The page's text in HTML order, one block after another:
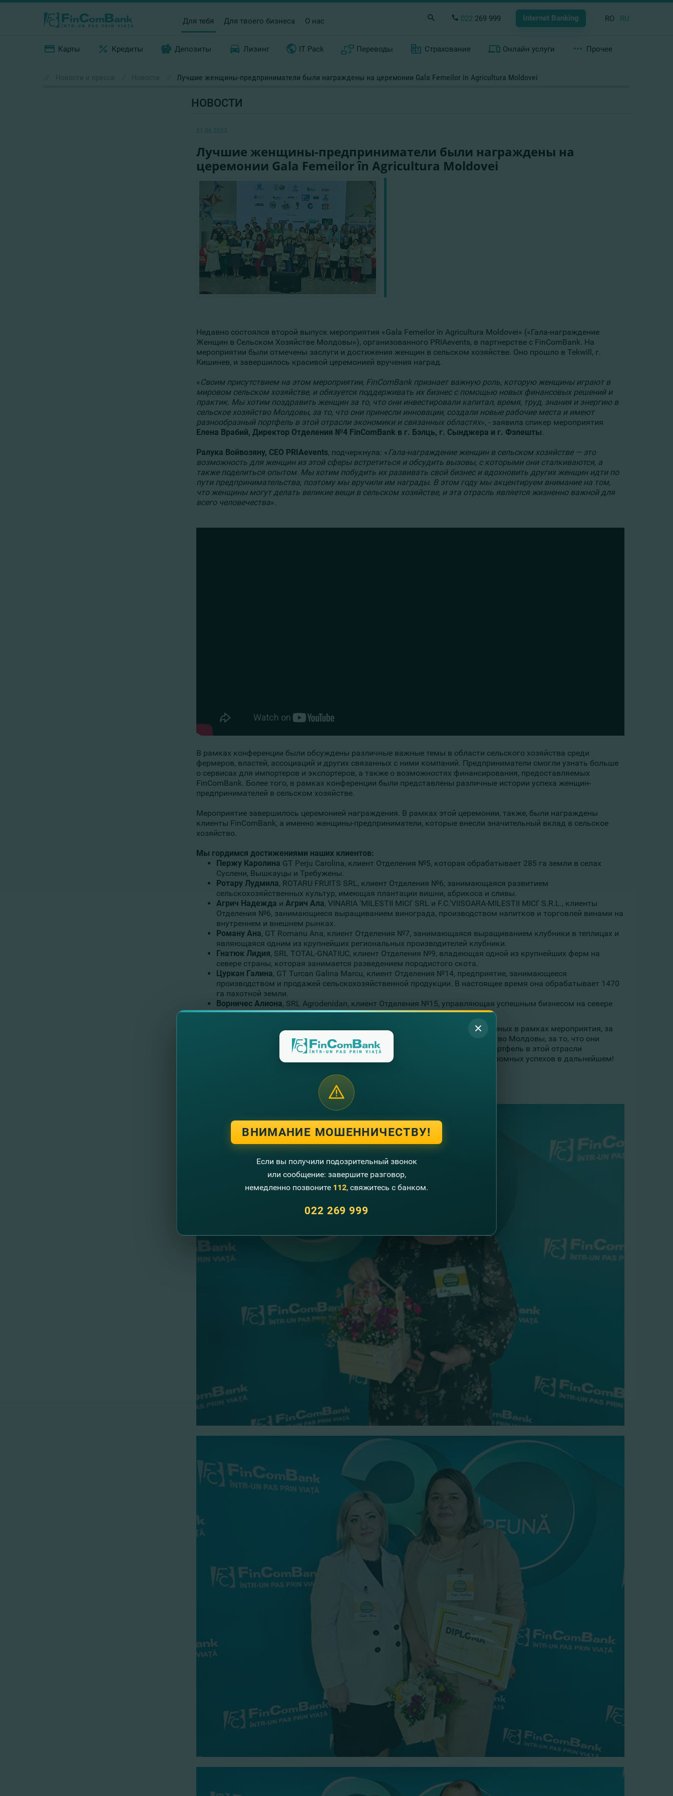
Для тебя Для твоего бизнеса О нас 022 269 999 Internet Banking RO RU
Карты Кредиты Депозиты Лизинг IT Pack Переводы Страхование Онлайн услуги Прочее
Лучшие женщины-предприниматели были награждены на церемонии Gala Femeilor în Agricultura Moldovei
НОВОСТИ
21.06.2023
Лучшие женщины-предприниматели были награждены на
церемонии Gala Femeilor în Agricultura Moldovei
Недавно состоялся второй выпуск мероприятия «Gala Femeilor în Agricultura Moldovei» («Гала-награждение
Женщин в Сельском Хозяйстве Молдовы»), организованного PRIAevents, в партнерстве с FinComBank. На
мероприятии были отмечены заслуги и достижения женщин в сельском хозяйстве. Оно прошло в Tekwill, г.
Кишинев, и завершилось красивой церемонией вручения наград.
« Своим присутствием на этом мероприятии, FinComBank признает важную роль, которую женщины играют в
мировом сельском хозяйстве, и обязуется поддерживать их бизнес с помощью новых финансовых решений и
практик. Мы хотим поздравить женщин за то, что они инвестировали капитал, время, труд, знания и энергию в
сельское хозяйство Молдовы, за то, что они принесли инновации, создали новые рабочие места и имеют
разнообразный портфель в этой отрасли экономики и связанных областях», - заявила спикер мероприятия
Елена Врабий, Директор Отделения №4 FinComBank в г. Бэлць, г. Сынджера и г. Фэлешты.
Ралука Войвозяну, CEO PRIAevents, подчеркнула: « Гала-награждение женщин в сельском хозяйстве — это
возможность для женщин из этой сферы встретиться и обсудить вызовы, с которыми они сталкиваются, а
также поделиться опытом. Мы хотим побудить их развивать свой бизнес и вдохновить других женщин идти по
пути предпринимательства, поэтому мы вручили им награды. В этом году мы акцентируем внимание на том,
что женщины могут делать великие вещи в сельском хозяйстве, и эта отрасль является жизненно важной для
всего человечества».
В рамках конференции были обсуждены различные важные темы в области сельского хозяйства среди
фермеров, властей, ассоциаций и других связанных с ними компаний. Предприниматели смогли узнать больше
о сервисах для импортеров и экспортеров, а также о возможностях финансирования, предоставляемых
FinComBank. Более того, в рамках конференции были представлены различные истории успеха женщин-
предпринимателей в сельском хозяйстве.
Мероприятие завершилось церемонией награждения. В рамках этой церемонии, также, были награждены
клиенты FinComBank, а именно женщины-предприниматели, которые внесли значительный вклад в сельское
хозяйство.
Мы гордимся достижениями наших клиентов:
Пержу Каролина GT Perju Carolina, клиент Отделения №5, которая обрабатывает 285 га земли в селах
Суслени, Вышкауцы и Требужены.
Ротару Лудмила, ROTARU FRUITS SRL, клиент Отделения №6, занимающаяся развитием
сельскохозяйственных культур, имеющая плантации вишни, абрикоса и сливы.
Агрич Надежда и Агрич Ала, VINARIA 'MILESTII MICI' SRL и F.C.'VIISOARA-MILESTII MICI' S.R.L., клиенты
Отделения №6, занимающиеся выращиванием винограда, производством напитков и торговлей винами на
внутреннем и внешнем рынках.
Роману Ана, GT Romanu Ana, клиент Отделения №7, занимающаяся выращиванием клубники в теплицах и
являющаяся одним из крупнейших региональных производителей клубники.
Гнатюк Лидия, SRL TOTAL-GNATIUC, клиент Отделения №9, владеющая одной из крупнейших ферм на
севере страны, которая занимается разведением породистого скота.
Цуркан Галина, GT Turcan Galina Marcu, клиент Отделения №14, предприятие, занимающееся
производством и продажей сельскохозяйственной продукции. В настоящее время она обрабатывает 1470
га пахотной земли.
Ворничес Алиона, SRL Agrodenidan, клиент Отделения №15, управляющая успешным бизнесом на севере
страны в сфере плодоводства, имеющая сады яблок и вишни.
FinComBank искренне поздравляет всех женщин-предпринимателей, награжденных в рамках мероприятия, за
то, что они вложили капитал, время, труд, знания и энергию в сельское хозяйство Молдовы, за то, что они
принесли инновации, создали новые рабочие места и имеют разнообразный портфель в этой отрасли
экономики и смежных областях! Мы желаем женщинам-предпринимателям огромных успехов в дальнейшем!
FinComBusiness - ценим людей, поддерживаем бизнес!
ВНИМАНИЕ МОШЕННИЧЕСТВУ!
Если вы получили подозрительный звонок
или сообщение: завершите разговор,
немедленно позвоните 112, свяжитесь с банком.
022 269 999